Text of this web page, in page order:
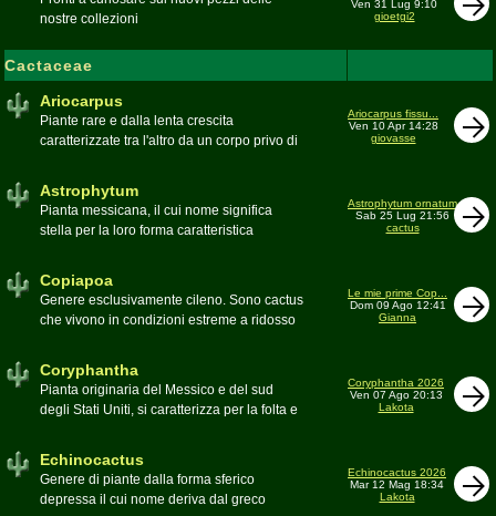
nostre collezioni
Ven 31 Lug 9:10
gioetgi2
Cactaceae
Ariocarpus
Piante rare e dalla lenta crescita
caratterizzate tra l'altro da un corpo privo di
alto rischio di scomparsa in habitat. Amanti
di terricci calcarei e ben drenati
Moderatore
Ariocarpus fissu...
Ven 10 Apr 14:28
giovasse
Astrophytum
Pianta messicana, il cui nome significa
stella per la loro forma caratteristica
Astrophytum ornatum
Sab 25 Lug 21:56
cactus
Copiapoa
Genere esclusivamente cileno. Sono cactus
che vivono in condizioni estreme a ridosso
ModeratoreLuca
Le mie prime Cop...
Dom 09 Ago 12:41
Gianna
Coryphantha
Pianta originaria del Messico e del sud
degli Stati Uniti, si caratterizza per la folta e
ànthos (fiore) per via dei suoi fiori che
spuntano sulla cima della pianta
Moderatore
Coryphantha 2026
Ven 07 Ago 20:13
Lakota
Echinocactus
Genere di piante dalla forma sferico
depressa il cui nome deriva dal greco
Echinocactus 2026
Mar 12 Mag 18:34
Lakota